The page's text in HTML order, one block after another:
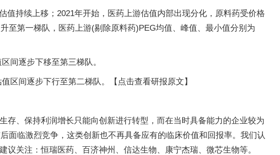
持续上移；2021年开始，医药上游估值内部出现分化，原料药受价格
至第一梯队，医药上游(剔除原料药)PEG均值、峰值、最小值分别为
间逐步下移至第三梯队。
区间逐步下行至第二梯队。【点击查看研报原文】
、保持利润增长只能向创新进行转型，而在当时具备能力的企业较为
面临激烈竞争，这类创新也不再具备应有的临床价值和回报率。我们认
关注：恒瑞医药、百济神州、信达生物、康宁杰瑞、微芯生物等。